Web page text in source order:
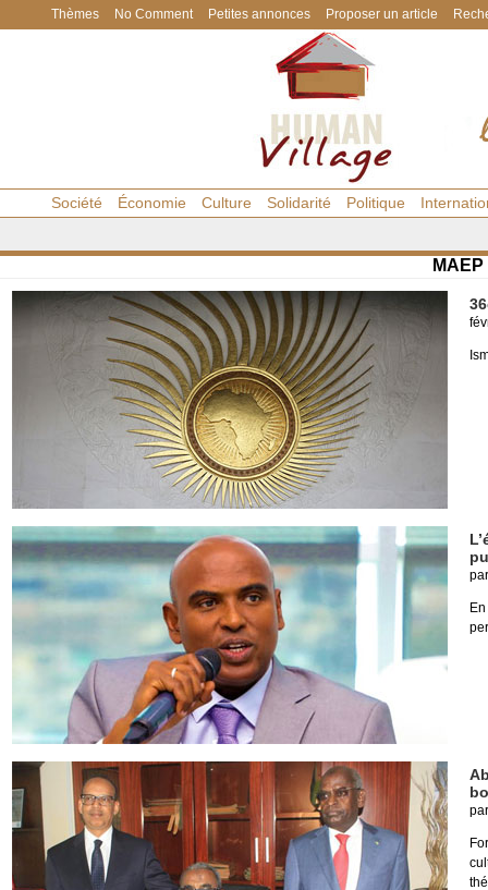
Thèmes No Comment Petites annonces Proposer un article
Société Économie Culture Solidarité Politique
MAEP